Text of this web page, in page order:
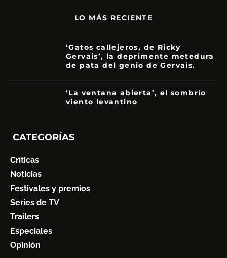
LO MÁS RECIENTE
‘Gatos callejeros, de Ricky
Gervais’, la deprimente metedura
de pata del genio de Gervais.
‘La ventana abierta’, el sombrío
viento levantino
CATEGORÍAS
Críticas
Noticias
Festivales y premios
Series de TV
Trailers
Especiales
Opinión